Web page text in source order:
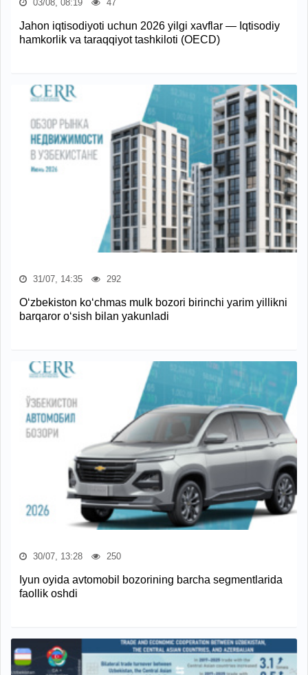
03/08, 08:19 47
Jahon iqtisodiyoti uchun 2026 yilgi xavflar — Iqtisodiy
hamkorlik va taraqqiyot tashkiloti (OECD)
31/07, 14:35 292
O‘zbekiston ko‘chmas mulk bozori birinchi yarim yillikni
barqaror o‘sish bilan yakunladi
30/07, 13:28 250
Iyun oyida avtomobil bozorining barcha segmentlarida
faollik oshdi